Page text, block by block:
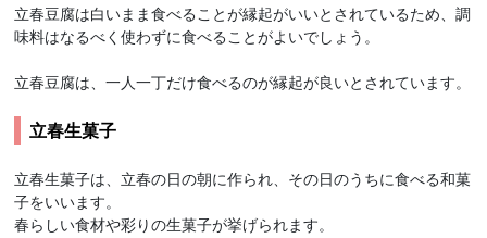
立春豆腐は白いまま食べることが縁起がいいとされているため、調
味料はなるべく使わずに食べることがよいでしょう。
立春豆腐は、一人一丁だけ食べるのが縁起が良いとされています。
立春生菓子
立春生菓子は、立春の日の朝に作られ、その日のうちに食べる和菓
子をいいます。
春らしい食材や彩りの生菓子が挙げられます。